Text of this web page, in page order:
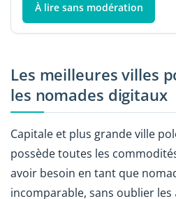
À lire sans modération
Les meilleures villes
les nomades digitaux
Capitale et plus grande ville
possède toutes les
avoir besoin en tant que
incomparable, sans oublier les